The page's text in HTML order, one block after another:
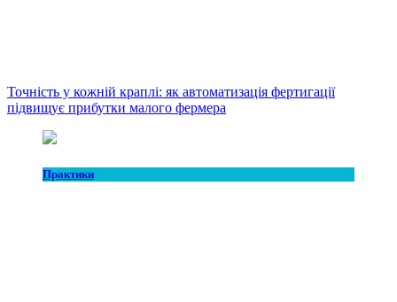
Точність у кожній краплі: як автоматизація фертигації
підвищує прибутки малого фермера
Практики